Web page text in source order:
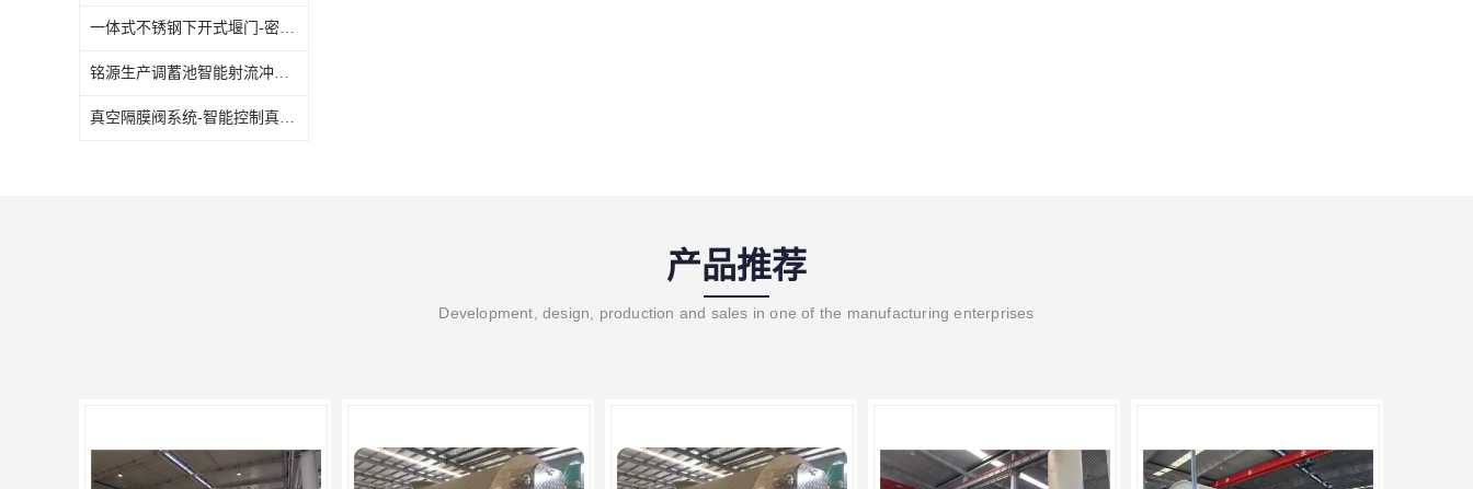
水力自清洁格栅
除臭井盖
管中型内置防倒灌器
一体式不锈钢下开式堰门-密封不漏
铭源生产调蓄池智能射流冲洗装置
真空隔膜阀系统-智能控制真空冲洗装置
产品推荐
Development, design, production and sales in one of the manufacturing enterprises